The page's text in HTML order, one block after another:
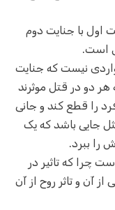
اول با جنایت دوم
است.
نیست که جنایت
هر دو در قتل موثرند
را قطع کند و جانی
جایی باشد که یک
را ببرد.
چرا که تاثیر در
آن و تاثر روح از آن